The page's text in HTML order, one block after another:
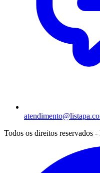
Todos os direitos reservados